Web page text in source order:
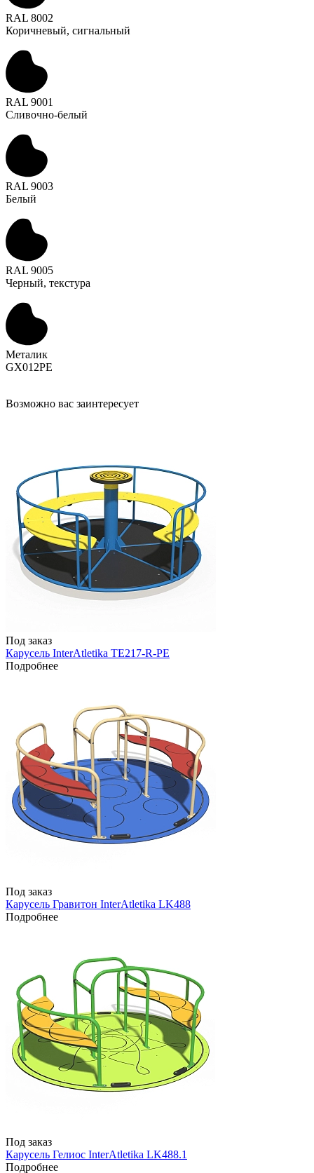
RAL 8002
Коричневый, сигнальный
RAL 9001
Сливочно-белый
RAL 9003
Белый
RAL 9005
Черный, текстура
Металик
GX012PE
Возможно вас заинтересует
Под заказ
Карусель InterAtletika TE217-R-PE
Подробнее
Под заказ
Карусель Гравитон InterAtletika LK488
Подробнее
Под заказ
Карусель Гелиос InterAtletika LK488.1
Подробнее